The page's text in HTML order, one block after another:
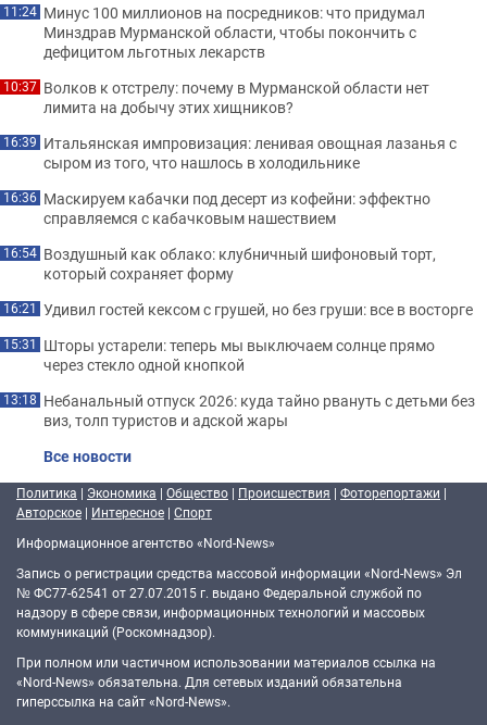
11:24 Минус 100 миллионов на посредников: что придумал
Минздрав Мурманской области, чтобы покончить с
дефицитом льготных лекарств
10:37 Волков к отстрелу: почему в Мурманской области нет
лимита на добычу этих хищников?
16:39 Итальянская импровизация: ленивая овощная лазанья с
сыром из того, что нашлось в холодильнике
16:36 Маскируем кабачки под десерт из кофейни: эффектно
справляемся с кабачковым нашествием
16:54 Воздушный как облако: клубничный шифоновый торт,
который сохраняет форму
16:21 Удивил гостей кексом с грушей, но без груши: все в восторге
15:31 Шторы устарели: теперь мы выключаем солнце прямо
через стекло одной кнопкой
13:18 Небанальный отпуск 2026: куда тайно рвануть с детьми без
виз, толп туристов и адской жары
Все новости
Политика | Экономика | Общество | Происшествия | Фоторепортажи |
Авторское | Интересное | Спорт
Информационное агентство «Nord-News»
Запись о регистрации средства массовой информации «Nord-News» Эл
№ ФС77-62541 от 27.07.2015 г. выдано Федеральной службой по
надзору в сфере связи, информационных технологий и массовых
коммуникаций (Роскомнадзор).
При полном или частичном использовании материалов ссылка на
«Nord-News» обязательна. Для сетевых изданий обязательна
гиперссылка на сайт «Nord-News».